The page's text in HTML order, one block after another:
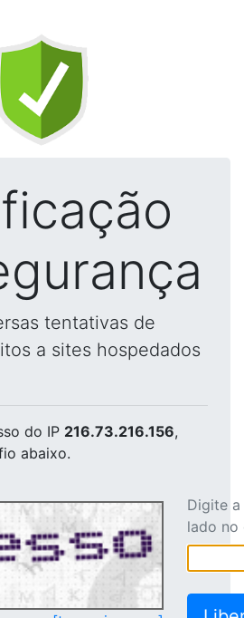
tentativas de
a sites hospedados
do IP 216.73.216.156,
abaixo.
Digite
lado no